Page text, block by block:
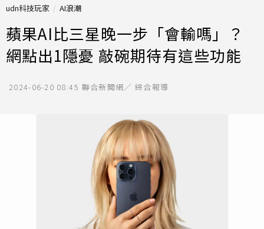
udn科技玩家 AI浪潮
蘋果AI比三星晚一步「會輸嗎」？
網點出1隱憂 敲碗期待有這些功能
2024-06-20 08:45 聯合新聞網／ 綜合報導